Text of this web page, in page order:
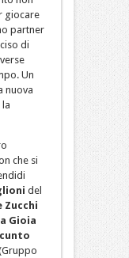
giocare
partner
di
Un
nuova
che si
del
Zucchi
Gioia